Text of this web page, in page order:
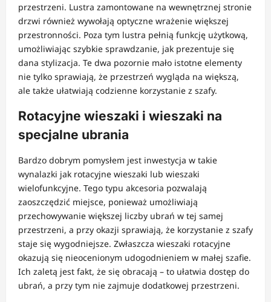
przestrzeni. Lustra zamontowane na wewnętrznej stronie
drzwi również wywołają optyczne wrażenie większej
przestronności. Poza tym lustra pełnią funkcję użytkową,
umożliwiając szybkie sprawdzanie, jak prezentuje się
dana stylizacja. Te dwa pozornie mało istotne elementy
nie tylko sprawiają, że przestrzeń wygląda na większą,
ale także ułatwiają codzienne korzystanie z szafy.
Rotacyjne wieszaki i wieszaki na
specjalne ubrania
Bardzo dobrym pomysłem jest inwestycja w takie
wynalazki jak rotacyjne wieszaki lub wieszaki
wielofunkcyjne. Tego typu akcesoria pozwalają
zaoszczędzić miejsce, ponieważ umożliwiają
przechowywanie większej liczby ubrań w tej samej
przestrzeni, a przy okazji sprawiają, że korzystanie z szafy
staje się wygodniejsze. Zwłaszcza wieszaki rotacyjne
okazują się nieocenionym udogodnieniem w małej szafie.
Ich zaletą jest fakt, że się obracają – to ułatwia dostęp do
ubrań, a przy tym nie zajmuje dodatkowej przestrzeni.